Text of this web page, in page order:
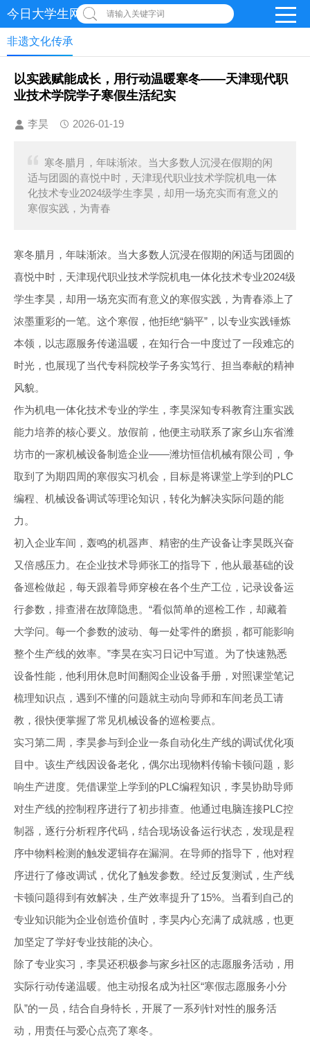
今日大学生网-【官网】请输入关键字词
非遗文化传承
以实践赋能成长，用行动温暖寒冬——天津现代职
业技术学院学子寒假生活纪实
李昊 2026-01-19
寒冬腊月，年味渐浓。当大多数人沉浸在假期的闲
适与团圆的喜悦中时，天津现代职业技术学院机电一体
化技术专业2024级学生李昊，却用一场充实而有意义的
寒假实践，为青春
寒冬腊月，年味渐浓。当大多数人沉浸在假期的闲适与团圆的
喜悦中时，天津现代职业技术学院机电一体化技术专业2024级
学生李昊，却用一场充实而有意义的寒假实践，为青春添上了
浓墨重彩的一笔。这个寒假，他拒绝“躺平”，以专业实践锤炼
本领，以志愿服务传递温暖，在知行合一中度过了一段难忘的
时光，也展现了当代专科院校学子务实笃行、担当奉献的精神
风貌。
作为机电一体化技术专业的学生，李昊深知专科教育注重实践
能力培养的核心要义。放假前，他便主动联系了家乡山东省潍
坊市的一家机械设备制造企业——潍坊恒信机械有限公司，争
取到了为期四周的寒假实习机会，目标是将课堂上学到的PLC
编程、机械设备调试等理论知识，转化为解决实际问题的能
力。
初入企业车间，轰鸣的机器声、精密的生产设备让李昊既兴奋
又倍感压力。在企业技术导师张工的指导下，他从最基础的设
备巡检做起，每天跟着导师穿梭在各个生产工位，记录设备运
行参数，排查潜在故障隐患。“看似简单的巡检工作，却藏着
大学问。每一个参数的波动、每一处零件的磨损，都可能影响
整个生产线的效率。”李昊在实习日记中写道。为了快速熟悉
设备性能，他利用休息时间翻阅企业设备手册，对照课堂笔记
梳理知识点，遇到不懂的问题就主动向导师和车间老员工请
教，很快便掌握了常见机械设备的巡检要点。
实习第二周，李昊参与到企业一条自动化生产线的调试优化项
目中。该生产线因设备老化，偶尔出现物料传输卡顿问题，影
响生产进度。凭借课堂上学到的PLC编程知识，李昊协助导师
对生产线的控制程序进行了初步排查。他通过电脑连接PLC控
制器，逐行分析程序代码，结合现场设备运行状态，发现是程
序中物料检测的触发逻辑存在漏洞。在导师的指导下，他对程
序进行了修改调试，优化了触发参数。经过反复测试，生产线
卡顿问题得到有效解决，生产效率提升了15%。当看到自己的
专业知识能为企业创造价值时，李昊内心充满了成就感，也更
加坚定了学好专业技能的决心。
除了专业实习，李昊还积极参与家乡社区的志愿服务活动，用
实际行动传递温暖。他主动报名成为社区“寒假志愿服务小分
队”的一员，结合自身特长，开展了一系列针对性的服务活
动，用责任与爱心点亮了寒冬。